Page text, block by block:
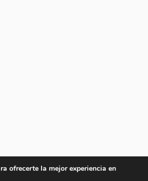
ofrecerte la mejor experiencia en